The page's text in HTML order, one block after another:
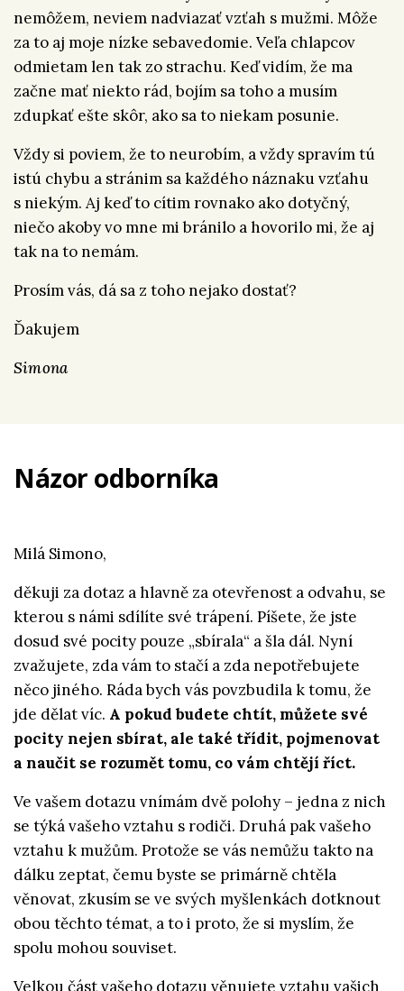
nemôžem, neviem nadviazať vzťah s mužmi. Môže
za to aj moje nízke sebavedomie. Veľa chlapcov
odmietam len tak zo strachu. Keď vidím, že ma
začne mať niekto rád, bojím sa toho a musím
zdupkať ešte skôr, ako sa to niekam posunie.
Vždy si poviem, že to neurobím, a vždy spravím tú
istú chybu a stránim sa každého náznaku vzťahu
s niekým. Aj keď to cítim rovnako ako dotyčný,
niečo akoby vo mne mi bránilo a hovorilo mi, že aj
tak na to nemám.
Prosím vás, dá sa z toho nejako dostať?
Ďakujem
Simona
Názor odborníka
Milá Simono,
děkuji za dotaz a hlavně za otevřenost a odvahu, se
kterou s námi sdílíte své trápení. Píšete, že jste
dosud své pocity pouze „sbírala“ a šla dál. Nyní
zvažujete, zda vám to stačí a zda nepotřebujete
něco jiného. Ráda bych vás povzbudila k tomu, že
jde dělat víc. A pokud budete chtít, můžete své
pocity nejen sbírat, ale také třídit, pojmenovat
a naučit se rozumět tomu, co vám chtějí říct.
Ve vašem dotazu vnímám dvě polohy – jedna z nich
se týká vašeho vztahu s rodiči. Druhá pak vašeho
vztahu k mužům. Protože se vás nemůžu takto na
dálku zeptat, čemu byste se primárně chtěla
věnovat, zkusím se ve svých myšlenkách dotknout
obou těchto témat, a to i proto, že si myslím, že
spolu mohou souviset.
Velkou část vašeho dotazu věnujete vztahu vašich